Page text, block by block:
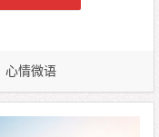
心情微语